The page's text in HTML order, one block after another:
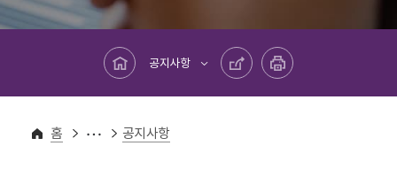
메인페이지로 바로가기
공지사항
공유하기 프린트하기
홈
알림마당 공지사항